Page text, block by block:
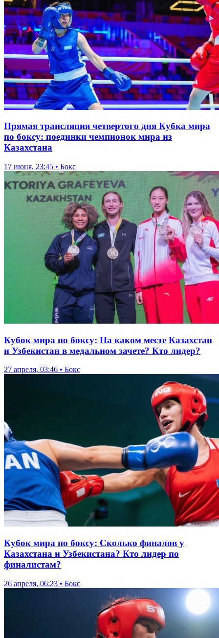
Прямая трансляция четвертого дня Кубка мира
по боксу: поединки чемпионок мира из
Казахстана
17 июня, 23:45 • Бокс
Кубок мира по боксу: На каком месте Казахстан
и Узбекистан в медальном зачете? Кто лидер?
27 апреля, 03:46 • Бокс
Кубок мира по боксу: Сколько финалов у
Казахстана и Узбекистана? Кто лидер по
финалистам?
26 апреля, 06:23 • Бокс